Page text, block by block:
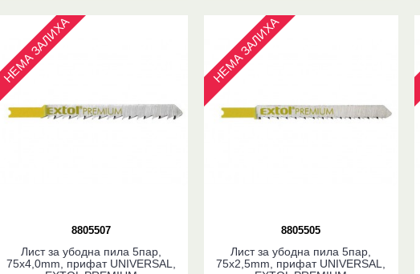
8805507
НЕМА ЗАЛИХА
Лист за убодна пила 5пар,
75x4,0mm, прифат UNIVERSAL,
8805505
НЕМА ЗАЛИХА
Лист за убодна пила 5пар,
75x2,5mm, прифат UNIVERSAL,